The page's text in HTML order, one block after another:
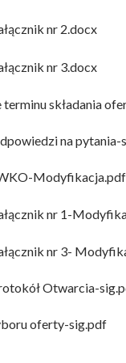
nr 2.docx
nr 3.docx
terminu składania
na pytania-
Modyfikacja.pdf
nr 1-
nr 3-
Otwarcia-
oferty-sig.pdf